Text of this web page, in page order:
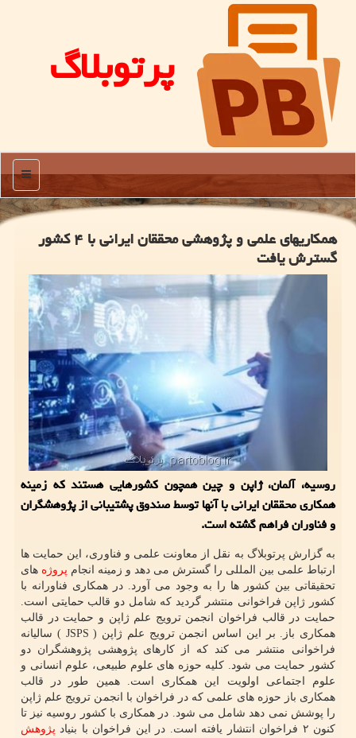
پرتوبلاگ
منو
همکاریهای علمی و پژوهشی محققان ایرانی با ۴ کشور
گسترش یافت
روسیه، آلمان، ژاپن و چین همچون کشورهایی هستند که زمینه
همکاری محققان ایرانی با آنها توسط صندوق پشتیبانی از پژوهشگران
و فناوران فراهم گشته است.
به گزارش پرتوبلاگ به نقل از معاونت علمی و فناوری، این حمایت ها
ارتباط علمی بین المللی را گسترش می دهد و زمینه انجام پروژه های
تحقیقاتی بین کشور ها را به وجود می آورد. در همکاری فناورانه با
کشور ژاپن فراخوانی منتشر گردید که شامل دو قالب حمایتی است.
حمایت در قالب فراخوان انجمن ترویج علم ژاپن و حمایت در قالب
همکاری باز. بر این اساس انجمن ترویج علم ژاپن ( JSPS ) سالیانه
فراخوانی منتشر می کند که از کارهای پژوهشی پژوهشگران دو
کشور حمایت می شود. کلیه حوزه های علوم طبیعی، علوم انسانی و
علوم اجتماعی اولویت این همکاری است. همین طور در قالب
همکاری باز حوزه های علمی که در فراخوان با انجمن ترویج علم ژاپن
را پوشش نمی دهد شامل می شود. در همکاری با کشور روسیه نیز تا
کنون ۲ فراخوان انتشار یافته است. در این فراخوان با بنیاد
پژوهش